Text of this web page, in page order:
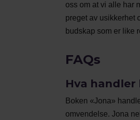
oss om at vi alle har
preget av usikkerhet
budskap som er like
FAQs
Hva handler
Boken «Jona»
omvendelse. Jona